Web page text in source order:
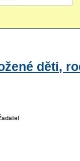
děti,